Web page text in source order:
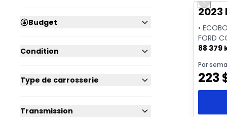
Budget
Condition
Type de carrosserie
Transmission
2023
•
FORD
88 379
Par
223